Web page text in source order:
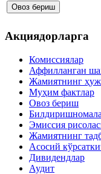
Акциядорларга
Комиссиялар
Аффилланган
Жамиятнинг
Муҳим фактлар
Овоз бериш
Эмиссия
Жамиятнинг
Асосий
Дивидендлар
Аудит